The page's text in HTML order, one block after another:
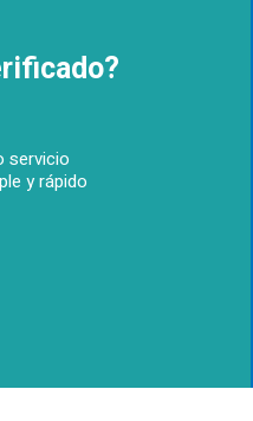
servicio
y rápido